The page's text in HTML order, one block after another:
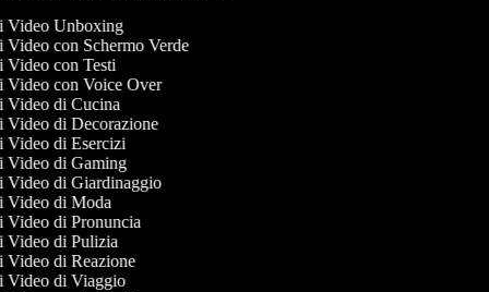
Video Unboxing
Video con Schermo Verde
Video con Testi
Video con Voice Over
Video di Cucina
Video di Decorazione
Video di Esercizi
Video di Gaming
Video di Giardinaggio
Video di Moda
Video di Pronuncia
Video di Pulizia
Video di Reazione
Video di Viaggio